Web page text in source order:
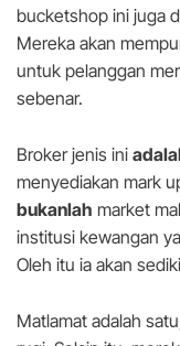
bucketshop ini juga
Mereka akan
untuk pelanggan
sebenar.
Broker jenis ini
menyediakan mark
bukanlah market
institusi kewangan
Oleh itu ia akan
Matlamat adalah